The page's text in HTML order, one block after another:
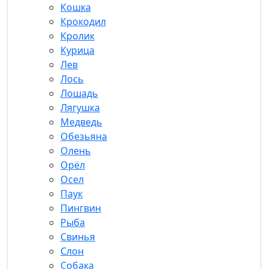
Кошка
Крокодил
Кролик
Курица
Лев
Лось
Лошадь
Лягушка
Медведь
Обезьяна
Олень
Орёл
Осел
Паук
Пингвин
Рыба
Свинья
Слон
Собака